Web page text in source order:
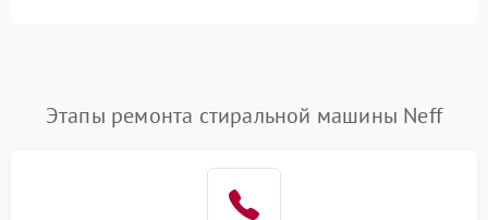
Этапы ремонта стиральной машины Neff